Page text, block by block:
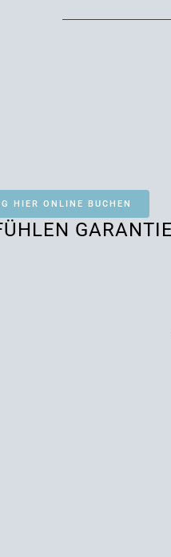
HIER ONLINE BUCHEN